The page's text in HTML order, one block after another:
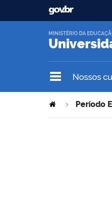
MINISTÉRIO DA
Nossos
Período